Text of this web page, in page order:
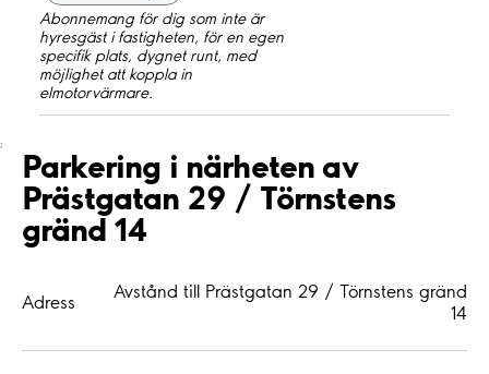
Abonnemang för dig som inte är
hyresgäst i fastigheten, för en egen
specifik plats, dygnet runt, med
möjlighet att koppla in
elmotorvärmare.
;
Parkering i närheten av
Prästgatan 29 / Törnstens
gränd 14
Adress
Avstånd till Prästgatan 29 / Törnstens gränd
14